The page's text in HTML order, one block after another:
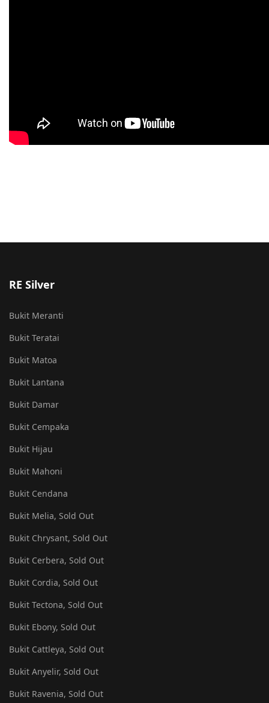
RE Silver
Bukit Meranti
Bukit Teratai
Bukit Matoa
Bukit Lantana
Bukit Damar
Bukit Cempaka
Bukit Hijau
Bukit Mahoni
Bukit Cendana
Bukit Melia, Sold Out
Bukit Chrysant, Sold Out
Bukit Cerbera, Sold Out
Bukit Cordia, Sold Out
Bukit Tectona, Sold Out
Bukit Ebony, Sold Out
Bukit Cattleya, Sold Out
Bukit Anyelir, Sold Out
Bukit Ravenia, Sold Out